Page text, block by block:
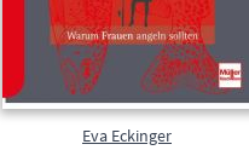
Eva Eckinger